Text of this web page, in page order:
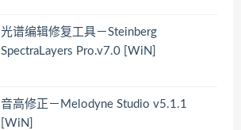
光谱编辑修复工具－Steinberg
SpectraLayers Pro.v7.0 [WiN]
音高修正－Melodyne Studio v5.1.1
[WiN]